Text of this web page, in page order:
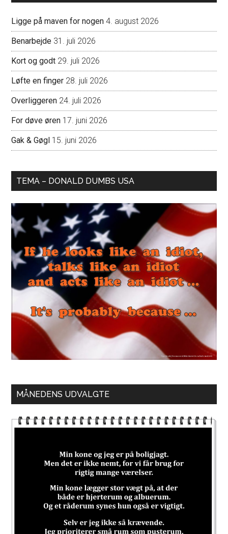
Ligge på maven for nogen 4. august 2026
Benarbejde 31. juli 2026
Kort og godt 29. juli 2026
Løfte en finger 28. juli 2026
Overliggeren 24. juli 2026
For døve øren 17. juni 2026
Gak & Gøgl 15. juni 2026
TEMA – DONALD DUMBS USA
MÅNEDENS UDVALGTE